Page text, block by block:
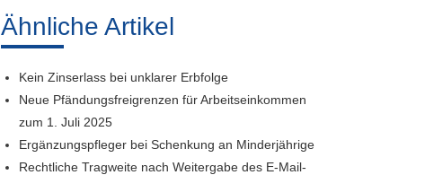
Ähnliche Artikel
Kein Zinserlass bei unklarer Erbfolge
Neue Pfändungsfreigrenzen für Arbeitseinkommen
zum 1. Juli 2025
Ergänzungspfleger bei Schenkung an Minderjährige
Rechtliche Tragweite nach Weitergabe des E-Mail-